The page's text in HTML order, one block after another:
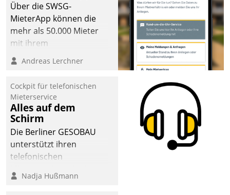
Über die SWSG-
MieterApp können die
mehr als 50.000 Mieter
mit ihrem
Wohnungsunternehmen
kommunizieren, auf dem
einsehen und ändern
oder
Schadensmeldungen
abgeben – rund um die
Uhr.
Andreas Lerchner
Cockpit für telefonischen
Mieterservice
Alles auf dem
Schirm
Die Berliner GESOBAU
unterstützt ihren
telefonischen
digitalen Cockpit, das
Nadja Hußmann